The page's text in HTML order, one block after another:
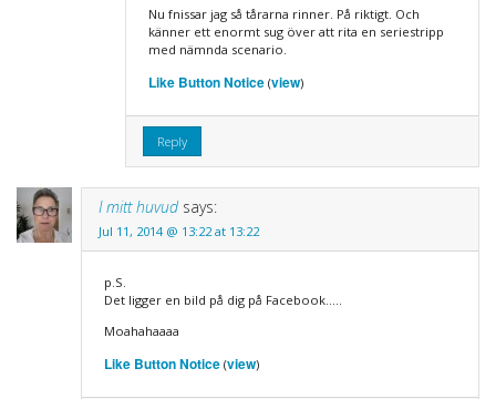
Nu fnissar jag så tårarna rinner. På riktigt. Och
känner ett enormt sug över att rita en seriestripp
med nämnda scenario.
Like Button Notice(view)
Reply
I mitt huvud says:
Jul 11, 2014 @ 13:22 at 13:22
p.S.
Det ligger en bild på dig på Facebook…..
Moahahaaaa
Like Button Notice(view)